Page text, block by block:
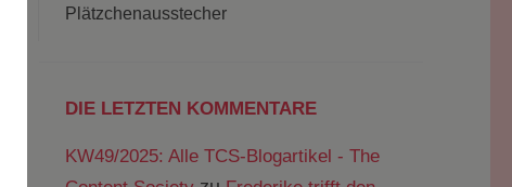
Plätzchenausstecher
DIE LETZTEN KOMMENTARE
KW49/2025: Alle TCS-Blogartikel - The